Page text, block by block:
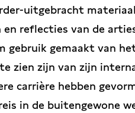
uitgebracht
en reflecties van de
gebruik gemaakt van
zien zijn van zijn
carrière hebben
in de buitengewone